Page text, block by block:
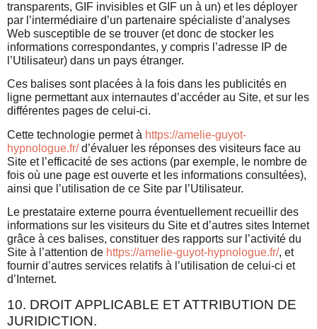
transparents, GIF invisibles et GIF un à un) et les déployer
par l’intermédiaire d’un partenaire spécialiste d’analyses
Web susceptible de se trouver (et donc de stocker les
informations correspondantes, y compris l’adresse IP de
l’Utilisateur) dans un pays étranger.
Ces balises sont placées à la fois dans les publicités en
ligne permettant aux internautes d’accéder au Site, et sur les
différentes pages de celui-ci.
Cette technologie permet à https://amelie-guyot-
hypnologue.fr/d’évaluer les réponses des visiteurs face au
Site et l’efficacité de ses actions (par exemple, le nombre de
fois où une page est ouverte et les informations consultées),
ainsi que l’utilisation de ce Site par l’Utilisateur.
Le prestataire externe pourra éventuellement recueillir des
informations sur les visiteurs du Site et d’autres sites Internet
grâce à ces balises, constituer des rapports sur l’activité du
Site à l’attention de https://amelie-guyot-hypnologue.fr/, et
fournir d’autres services relatifs à l’utilisation de celui-ci et
d’Internet.
10. DROIT APPLICABLE ET ATTRIBUTION DE
JURIDICTION.